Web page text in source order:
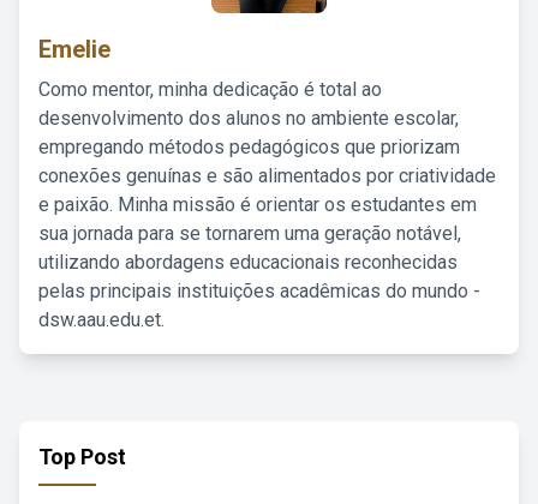
Emelie
Como mentor, minha dedicação é total ao
desenvolvimento dos alunos no ambiente escolar,
empregando métodos pedagógicos que priorizam
conexões genuínas e são alimentados por criatividade
e paixão. Minha missão é orientar os estudantes em
sua jornada para se tornarem uma geração notável,
utilizando abordagens educacionais reconhecidas
pelas principais instituições acadêmicas do mundo -
dsw.aau.edu.et.
Top Post